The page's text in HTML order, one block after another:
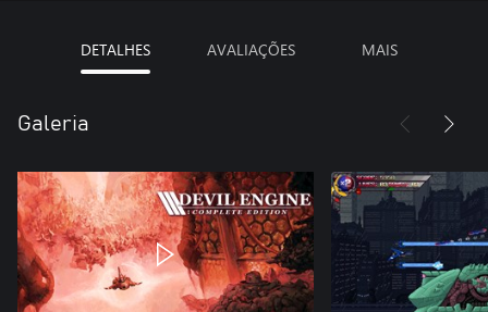
DETALHES AVALIAÇÕES MAIS
Galeria